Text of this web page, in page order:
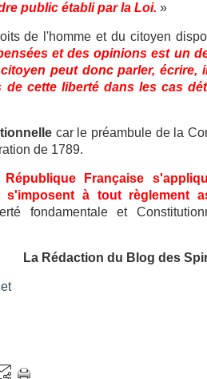
public établi par la Loi. »
de l'homme et du citoyen
et des opinions est un
peut donc parler, écrire,
cette liberté dans les cas
car le préambule de la
de 1789.
Française
à tout règlement
fondamentale et
La Rédaction du Blog des